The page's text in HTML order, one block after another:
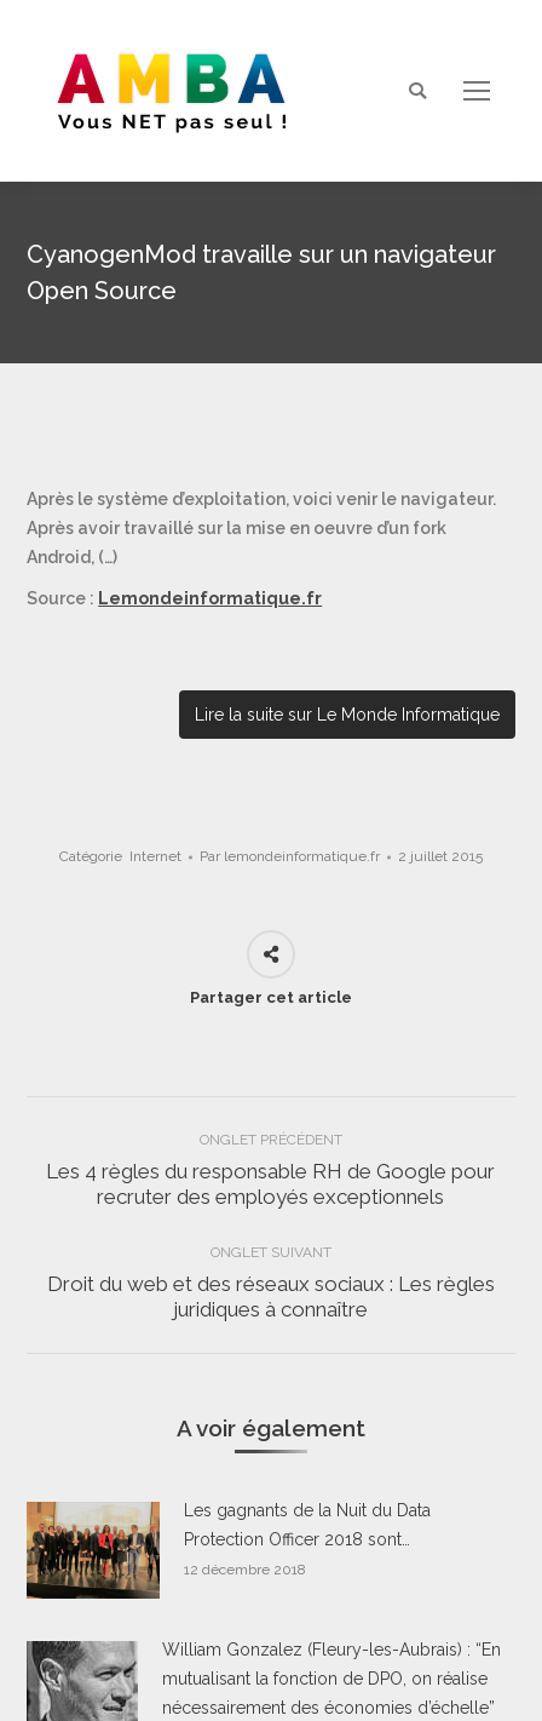
Search:
CyanogenMod travaille sur un navigateur
Open Source
Après le système d’exploitation, voici venir le navigateur.
Après avoir travaillé sur la mise en oeuvre d’un fork
Android, (…)
Source : Lemondeinformatique.fr
Lire la suite sur Le Monde Informatique
Catégorie Internet Par lemondeinformatique.fr 2 juillet 2015
Partager cet article
Navigation
de
commentaire
ONGLET PRÉCÉDENT
Onglet
précédent
Les 4 règles du responsable RH de Google pour
recruter des employés exceptionnels
ONGLET SUIVANT
Onglet
Droit du web et des réseaux sociaux : Les règles
juridiques à connaître
A voir également
Les gagnants de la Nuit du Data
Protection Officer 2018 sont…
12 décembre 2018
William Gonzalez (Fleury-les-Aubrais) : “En
mutualisant la fonction de DPO, on réalise
nécessairement des économies d’échelle”